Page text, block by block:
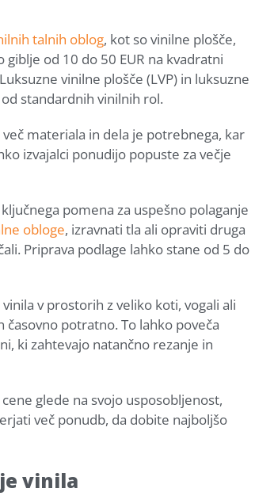
talnih oblog, kot so vinilne plošče,
od 10 do 50 EUR na kvadratni
vinilne plošče (LVP) in luksuzne
standardnih vinilnih rol.
materiala in dela je potrebnega, kar
izvajalci ponudijo popuste za večje
pomena za uspešno polaganje
obloge, izravnati tla ali opraviti druga
Priprava podlage lahko stane od 5 do
vinila v prostorih z veliko koti, vogali ali
potratno. To lahko poveča
ki zahtevajo natančno rezanje in
glede na svojo usposobljenost,
več ponudb, da dobite najboljšo
vinila